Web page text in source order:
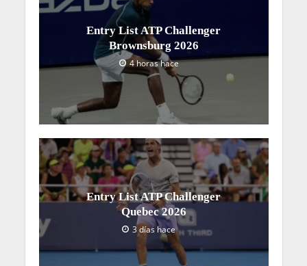
Entry List ATP Challenger
Brownsburg 2026
4 horas hace
Entry List ATP Challenger
Quebec 2026
3 días hace